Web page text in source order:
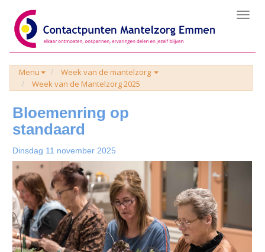
Menu
Week van de mantelzorg
Week van de Mantelzorg 2025
Bloemenring op
standaard
Dinsdag 11 november 2025